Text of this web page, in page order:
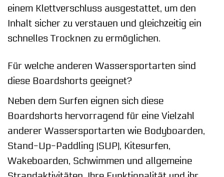
einem Klettverschluss ausgestattet, um den
Inhalt sicher zu verstauen und gleichzeitig ein
schnelles Trocknen zu ermöglichen.
Für welche anderen Wassersportarten sind
diese Boardshorts geeignet?
Neben dem Surfen eignen sich diese
Boardshorts hervorragend für eine Vielzahl
anderer Wassersportarten wie Bodyboarden,
Stand-Up-Paddling (SUP), Kitesurfen,
Wakeboarden, Schwimmen und allgemeine